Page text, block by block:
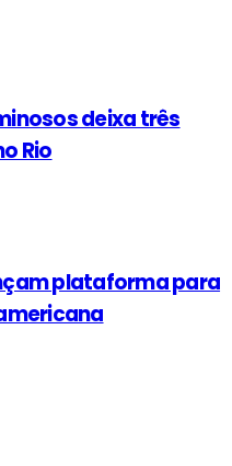
deixa três
Rio
plataforma para